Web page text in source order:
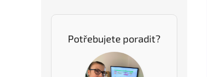
Potřebujete poradit?